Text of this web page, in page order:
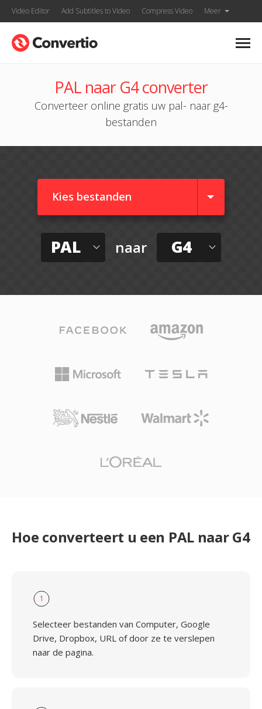
Video Editor Add Subtitles to Video Compress Video Meer
PAL naar G4 converter
Converteer online gratis uw pal- naar g4-
bestanden
Kies bestanden
PAL naar G4
Hoe converteert u een PAL naar G4
1
Selecteer bestanden van Computer, Google
Drive, Dropbox, URL of door ze te verslepen
naar de pagina.